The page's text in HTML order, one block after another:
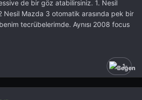
de bir göz atabilirsiniz. 1. Nesil
Nesil Mazda 3 otomatik arasında pek bir
tecrübelerimde. Aynısı 2008 focus
1